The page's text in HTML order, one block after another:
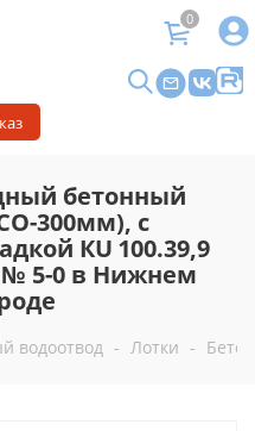
0
бетонный
300мм), с
КU 100.39,9
№ 5-0 в Нижнем
водоотвод - Лотки -